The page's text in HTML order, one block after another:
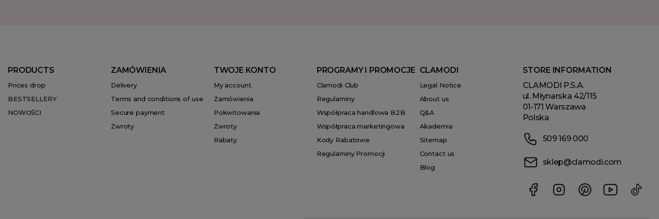
PRODUCTS
Prices drop
BESTSELLERY
NOWOŚCI
ZAMÓWIENIA
Delivery
Terms and conditions of use
Secure payment
Zwroty
TWOJE KONTO
My account
Zamówienia
Pokwitowania
Zwroty
Rabaty
PROGRAMY I PROMOCJE
Clamodi Club
Regulaminy
Współpraca handlowa B2B
Współpraca marketingowa
Kody Rabatowe
Regulaminy Promocji
CLAMODI
Legal Notice
About us
Q&A
Akademia
Sitemap
Contact us
Blog
STORE INFORMATION
CLAMODI P.S.A.
ul. Młynarska 42/115
01-171 Warszawa
Polska
509 169 000
sklep@clamodi.com